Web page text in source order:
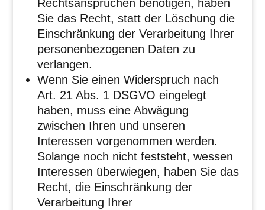
Rechtsansprüchen benötigen, haben
Sie das Recht, statt der Löschung die
Einschränkung der Verarbeitung Ihrer
personenbezogenen Daten zu
verlangen.
Wenn Sie einen Widerspruch nach
Art. 21 Abs. 1 DSGVO eingelegt
haben, muss eine Abwägung
zwischen Ihren und unseren
Interessen vorgenommen werden.
Solange noch nicht feststeht, wessen
Interessen überwiegen, haben Sie das
Recht, die Einschränkung der
Verarbeitung Ihrer